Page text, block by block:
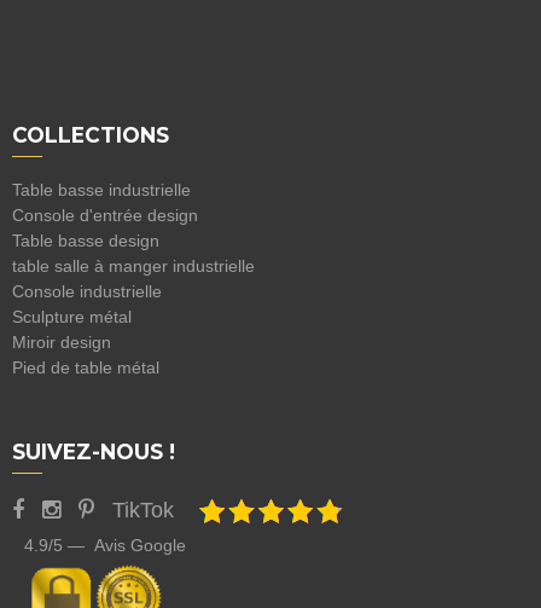
COLLECTIONS
Table basse industrielle
Console d'entrée design
Table basse design
table salle à manger industrielle
Console industrielle
Sculpture métal
Miroir design
Pied de table métal
SUIVEZ-NOUS !
TikTok
4.9/5 — Avis Google